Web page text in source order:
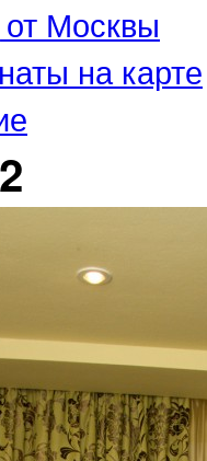
Москвы
на карте